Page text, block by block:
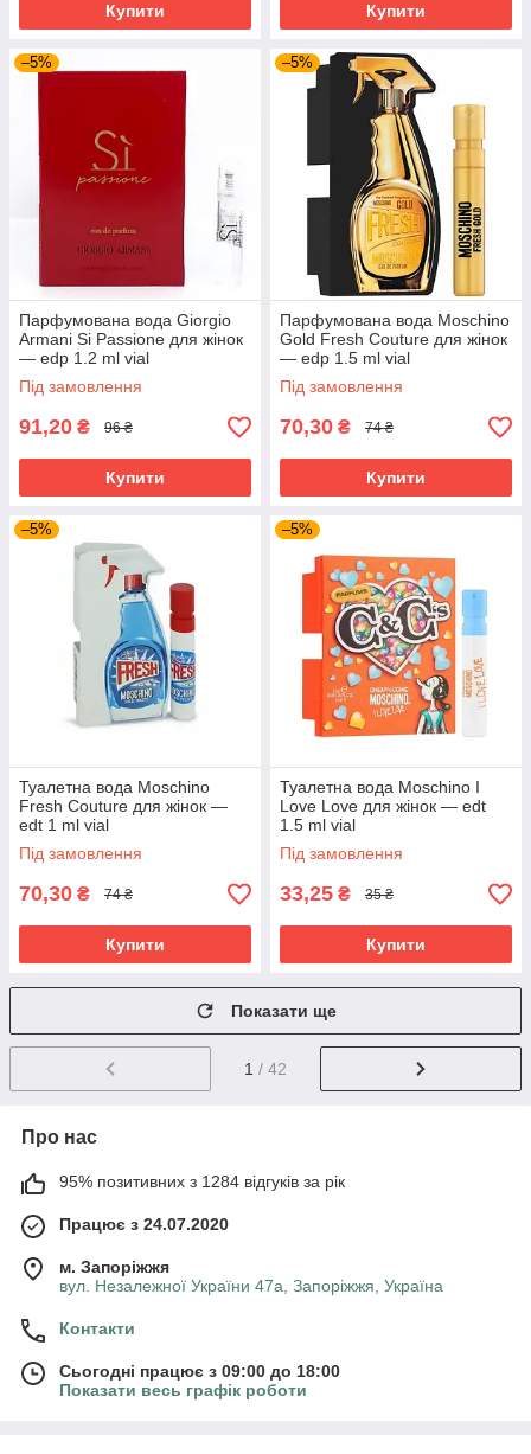
Купити Купити
–5%
Парфумована вода Giorgio
Armani Si Passione для жінок
— edp 1.2 ml vial
Під замовлення
91,20 ₴ 96 ₴
Купити
–5%
Парфумована вода Moschino
Gold Fresh Couture для жінок
— edp 1.5 ml vial
Під замовлення
70,30 ₴ 74 ₴
Купити
–5%
Туалетна вода Moschino
Fresh Couture для жінок —
edt 1 ml vial
Під замовлення
70,30 ₴ 74 ₴
Купити
–5%
Туалетна вода Moschino I
Love Love для жінок — edt
1.5 ml vial
Під замовлення
33,25 ₴ 35 ₴
Купити
Показати ще
1 / 42
Про нас
95% позитивних з 1284 відгуків за рік
Працює з 24.07.2020
м. Запоріжжя
вул. Незалежної України 47а, Запоріжжя, Україна
Контакти
Сьогодні працює з 09:00 до 18:00
Показати весь графік роботи